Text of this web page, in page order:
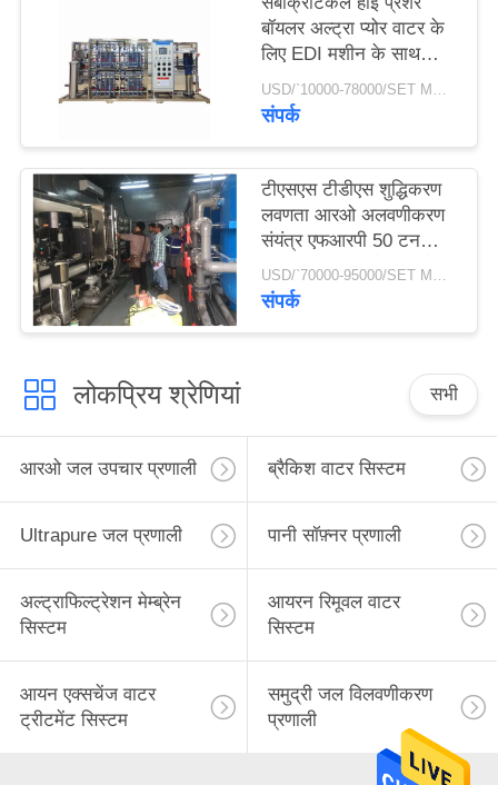
बॉयलर अल्ट्रा प्योर वाटर के
लिए EDI मशीन के साथ
240m3 / D RO
Ultrapure वाटर सिस्टम
USD/`10000-78000/SET MOQ:1 सेट
संपर्क
टीएसएस टीडीएस शुद्धिकरण
लवणता आरओ अलवणीकरण
संयंत्र एफआरपी 50 टन
प्रति घंटा स्वच्छ पेयजल के
लिए
USD/`70000-95000/SET MOQ:1 सेट
संपर्क
लोकप्रिय श्रेणियां सभी
आरओ जल उपचार प्रणाली ब्रैकिश वाटर सिस्टम
Ultrapure जल प्रणाली पानी सॉफ़्नर प्रणाली
अल्ट्राफिल्ट्रेशन मेम्ब्रेन
सिस्टम
आयरन रिमूवल वाटर
सिस्टम
आयन एक्सचेंज वाटर
ट्रीटमेंट सिस्टम
समुद्री जल विलवणीकरण
प्रणाली